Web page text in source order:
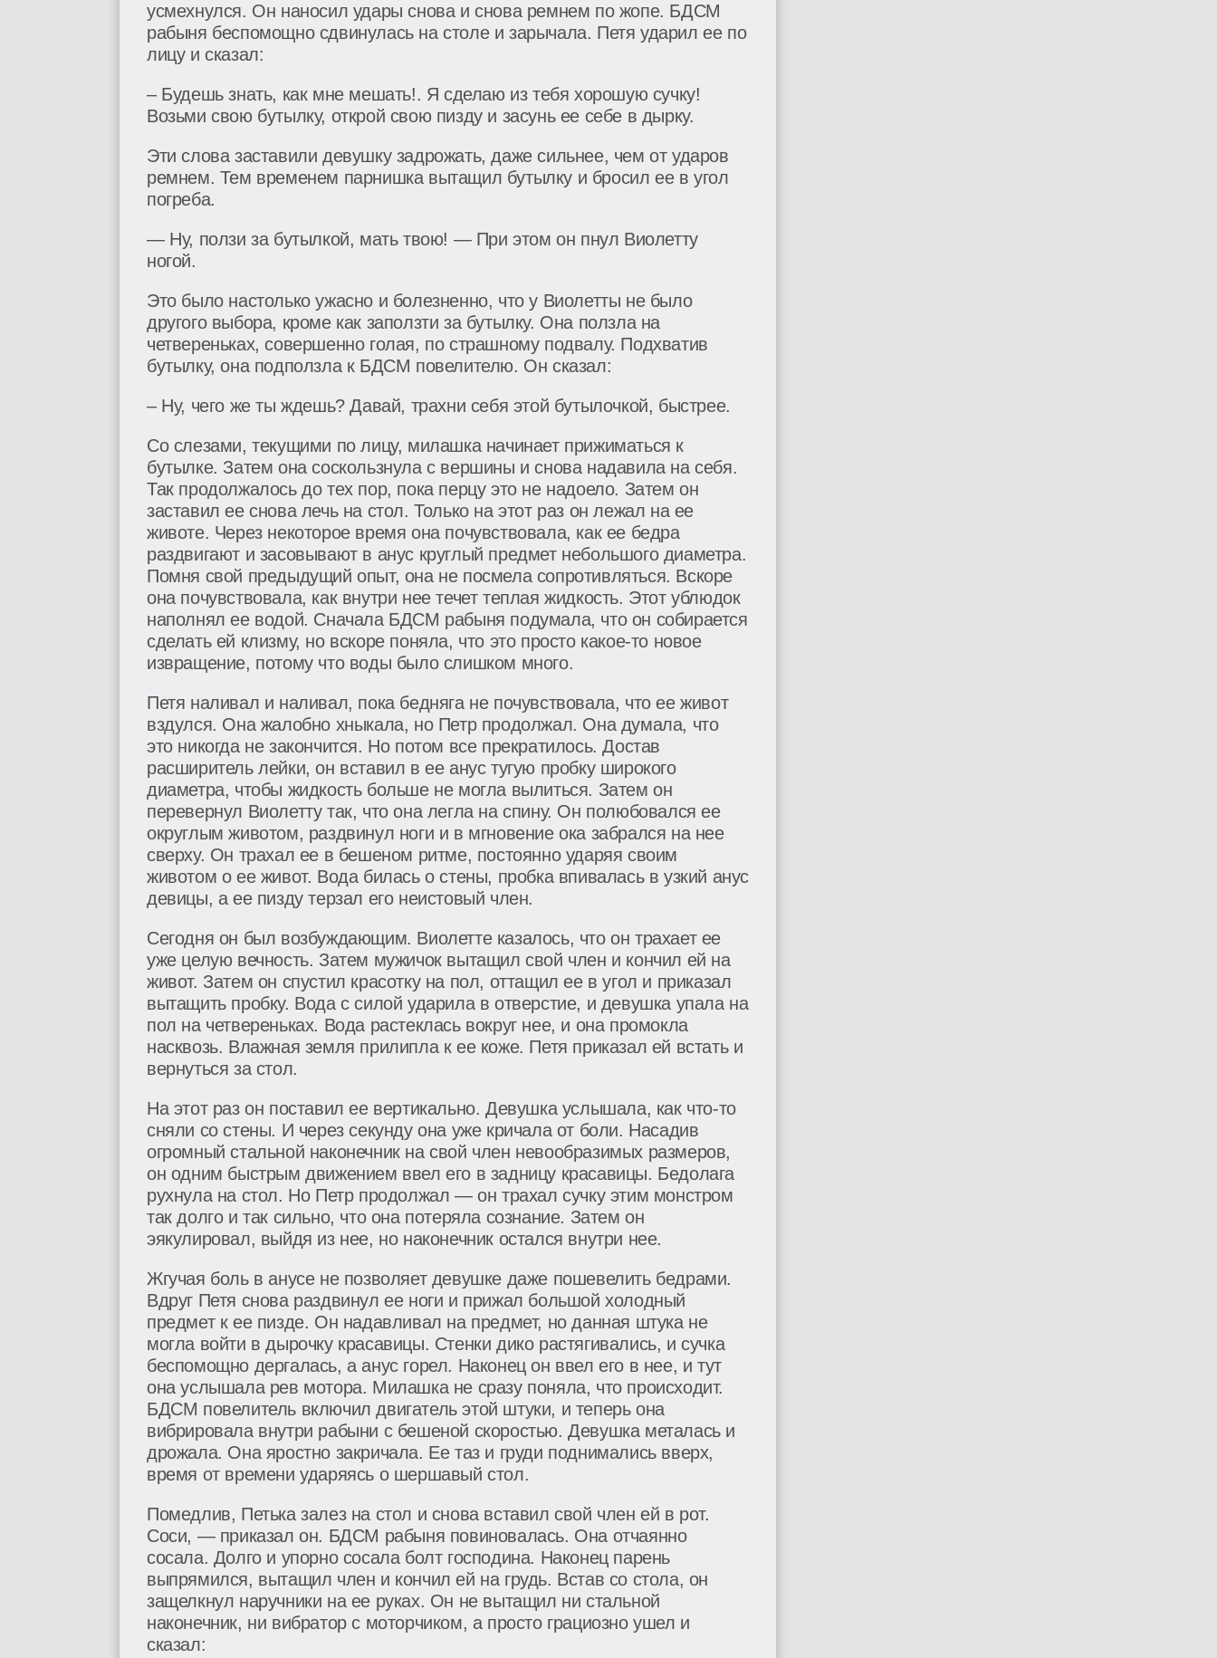
усмехнулся. Он наносил удары снова и снова ремнем по жопе. БДСМ
рабыня беспомощно сдвинулась на столе и зарычала. Петя ударил ее по
лицу и сказал:
– Будешь знать, как мне мешать!. Я сделаю из тебя хорошую сучку!
Возьми свою бутылку, открой свою пизду и засунь ее себе в дырку.
Эти слова заставили девушку задрожать, даже сильнее, чем от ударов
ремнем. Тем временем парнишка вытащил бутылку и бросил ее в угол
погреба.
— Ну, ползи за бутылкой, мать твою! — При этом он пнул Виолетту
ногой.
Это было настолько ужасно и болезненно, что у Виолетты не было
другого выбора, кроме как заползти за бутылку. Она ползла на
четвереньках, совершенно голая, по страшному подвалу. Подхватив
бутылку, она подползла к БДСМ повелителю. Он сказал:
– Ну, чего же ты ждешь? Давай, трахни себя этой бутылочкой, быстрее.
Со слезами, текущими по лицу, милашка начинает прижиматься к
бутылке. Затем она соскользнула с вершины и снова надавила на себя.
Так продолжалось до тех пор, пока перцу это не надоело. Затем он
заставил ее снова лечь на стол. Только на этот раз он лежал на ее
животе. Через некоторое время она почувствовала, как ее бедра
раздвигают и засовывают в анус круглый предмет небольшого диаметра.
Помня свой предыдущий опыт, она не посмела сопротивляться. Вскоре
она почувствовала, как внутри нее течет теплая жидкость. Этот ублюдок
наполнял ее водой. Сначала БДСМ рабыня подумала, что он собирается
сделать ей клизму, но вскоре поняла, что это просто какое-то новое
извращение, потому что воды было слишком много.
Петя наливал и наливал, пока бедняга не почувствовала, что ее живот
вздулся. Она жалобно хныкала, но Петр продолжал. Она думала, что
это никогда не закончится. Но потом все прекратилось. Достав
расширитель лейки, он вставил в ее анус тугую пробку широкого
диаметра, чтобы жидкость больше не могла вылиться. Затем он
перевернул Виолетту так, что она легла на спину. Он полюбовался ее
округлым животом, раздвинул ноги и в мгновение ока забрался на нее
сверху. Он трахал ее в бешеном ритме, постоянно ударяя своим
животом о ее живот. Вода билась о стены, пробка впивалась в узкий анус
девицы, а ее пизду терзал его неистовый член.
Сегодня он был возбуждающим. Виолетте казалось, что он трахает ее
уже целую вечность. Затем мужичок вытащил свой член и кончил ей на
живот. Затем он спустил красотку на пол, оттащил ее в угол и приказал
вытащить пробку. Вода с силой ударила в отверстие, и девушка упала на
пол на четвереньках. Вода растеклась вокруг нее, и она промокла
насквозь. Влажная земля прилипла к ее коже. Петя приказал ей встать и
вернуться за стол.
На этот раз он поставил ее вертикально. Девушка услышала, как что-то
сняли со стены. И через секунду она уже кричала от боли. Насадив
огромный стальной наконечник на свой член невообразимых размеров,
он одним быстрым движением ввел его в задницу красавицы. Бедолага
рухнула на стол. Но Петр продолжал — он трахал сучку этим монстром
так долго и так сильно, что она потеряла сознание. Затем он
эякулировал, выйдя из нее, но наконечник остался внутри нее.
Жгучая боль в анусе не позволяет девушке даже пошевелить бедрами.
Вдруг Петя снова раздвинул ее ноги и прижал большой холодный
предмет к ее пизде. Он надавливал на предмет, но данная штука не
могла войти в дырочку красавицы. Стенки дико растягивались, и сучка
беспомощно дергалась, а анус горел. Наконец он ввел его в нее, и тут
она услышала рев мотора. Милашка не сразу поняла, что происходит.
БДСМ повелитель включил двигатель этой штуки, и теперь она
вибрировала внутри рабыни с бешеной скоростью. Девушка металась и
дрожала. Она яростно закричала. Ее таз и груди поднимались вверх,
время от времени ударяясь о шершавый стол.
Помедлив, Петька залез на стол и снова вставил свой член ей в рот.
Соси, — приказал он. БДСМ рабыня повиновалась. Она отчаянно
сосала. Долго и упорно сосала болт господина. Наконец парень
выпрямился, вытащил член и кончил ей на грудь. Встав со стола, он
защелкнул наручники на ее руках. Он не вытащил ни стальной
наконечник, ни вибратор с моторчиком, а просто грациозно ушел и
сказал: